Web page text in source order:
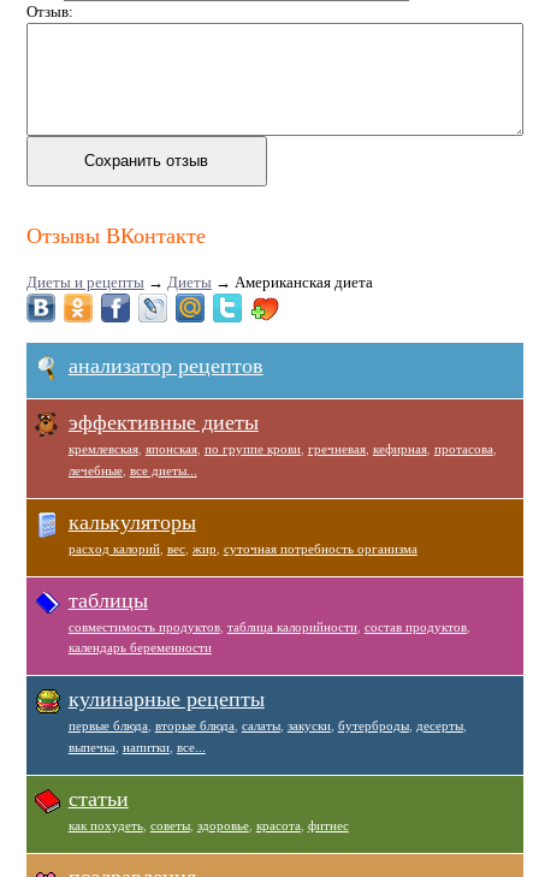
Отзыв:
Отзывы ВКонтакте
Диеты и рецепты→ Диеты→ Американская диета
анализатор рецептов
эффективные диеты
кремлевская, японская, по группе крови, гречневая, кефирная, протасова
лечебные, все диеты...
калькуляторы
расход калорий, вес, жир суточная потребность организма
таблицы
совместимость продуктов, таблица калорийности, состав продуктов,
календарь беременности
кулинарные рецепты
первые блюда вторые блюда салаты, закуски, бутерброды, десерты,
выпечка напитки, все...
статьи
как похудеть, советы, здоровье, красота фитнес